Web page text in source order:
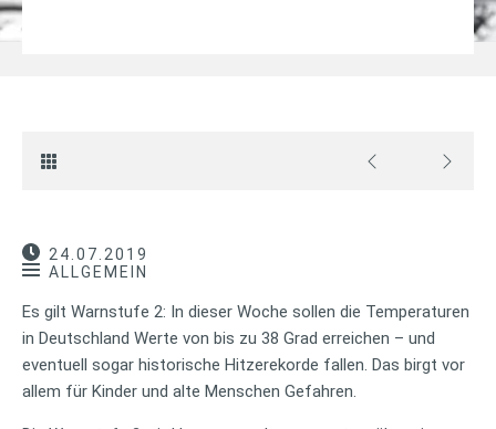
24.07.2019
ALLGEMEIN
Es gilt Warnstufe 2: In dieser Woche sollen die Temperaturen
in Deutschland Werte von bis zu 38 Grad erreichen – und
eventuell sogar historische Hitzerekorde fallen. Das birgt vor
allem für Kinder und alte Menschen Gefahren.